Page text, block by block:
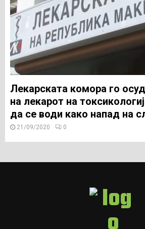
Лекарската комора го
на лекарот на
да се води како напад на
21/09/2020 0